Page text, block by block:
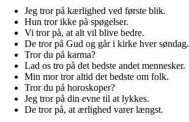
Jeg tror på kærlighed ved første blik.
Hun tror ikke på spøgelser.
Vi tror på, at alt vil blive bedre.
De tror på Gud og går i kirke hver søndag.
Tror du på karma?
Lad os tro på det bedste andet mennesker.
Min mor tror altid det bedste om folk.
Tror du på horoskoper?
Jeg tror på din evne til at lykkes.
De tror på, at ærlighed varer længst.